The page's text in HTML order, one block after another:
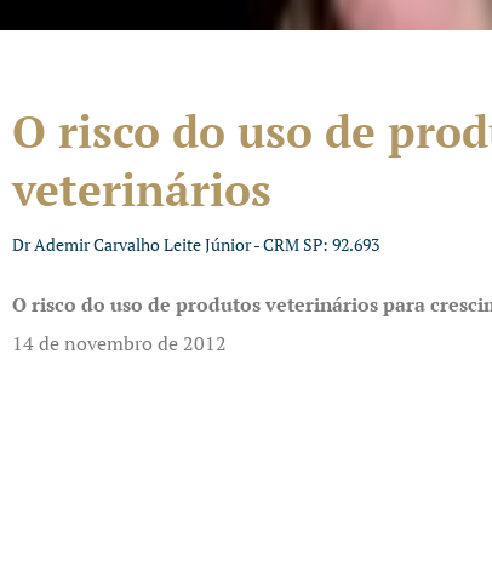
O risco do uso de
veterinários
Dr Ademir Carvalho Leite Júnior - CRM SP: 92.693
O risco do uso de produtos veterinários para
14 de novembro de 2012